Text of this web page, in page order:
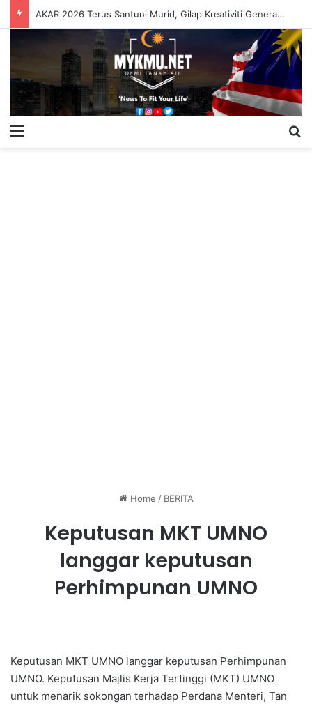
AKAR 2026 Terus Santuni Murid, Gilap Kreativiti Generasi Muda
Home / BERITA
Keputusan MKT UMNO
langgar keputusan
Perhimpunan UMNO
Keputusan MKT UMNO langgar keputusan Perhimpunan
UMNO. Keputusan Majlis Kerja Tertinggi (MKT) UMNO
untuk menarik sokongan terhadap Perdana Menteri, Tan